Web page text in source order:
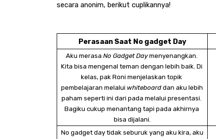
secara anonim, berikut cuplikannya!
Perasaan Saat No gadget Day
Aku merasa No Gadget Day menyenangkan.
Kita bisa mengenal teman dengan lebih baik. Di
kelas, pak Roni menjelaskan topik
pembelajaran melalui whiteboard dan aku lebih
paham seperti ini dari pada melalui presentasi.
Bagiku cukup menantang tapi pada akhirnya
bisa dijalani.
No gadget day tidak seburuk yang aku kira, aku